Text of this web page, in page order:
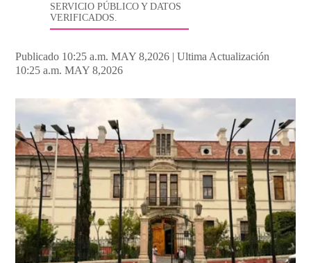
SERVICIO PÚBLICO Y DATOS
VERIFICADOS.
Publicado 10:25 a.m. MAY 8,2026 | Ultima Actualización
10:25 a.m. MAY 8,2026